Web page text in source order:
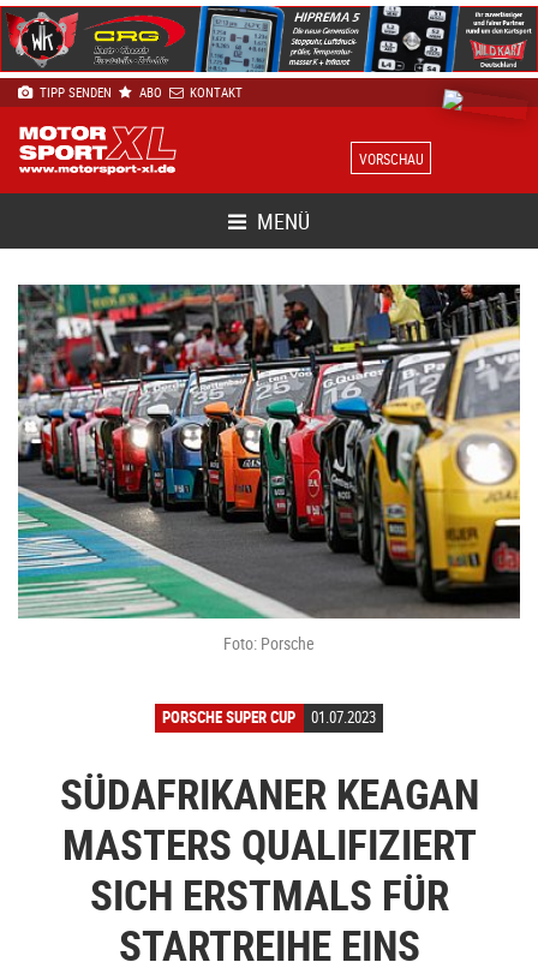
TIPP SENDEN ABO KONTAKT
VORSCHAU
MENÜ
Foto: Porsche
PORSCHE SUPER CUP 01.07.2023
SÜDAFRIKANER KEAGAN
MASTERS QUALIFIZIERT
SICH ERSTMALS FÜR
STARTREIHE EINS